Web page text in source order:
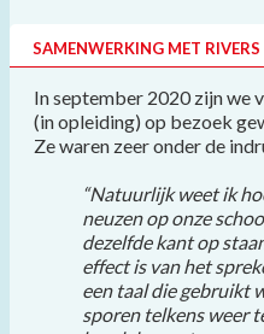
SAMENWERKING MET
In september 2020 zijn we
(in opleiding) op bezoek
Ze waren zeer onder de
“Natuurlijk weet ik
neuzen op onze
dezelfde kant op
effect is van het
een taal die gebruikt
sporen telkens weer